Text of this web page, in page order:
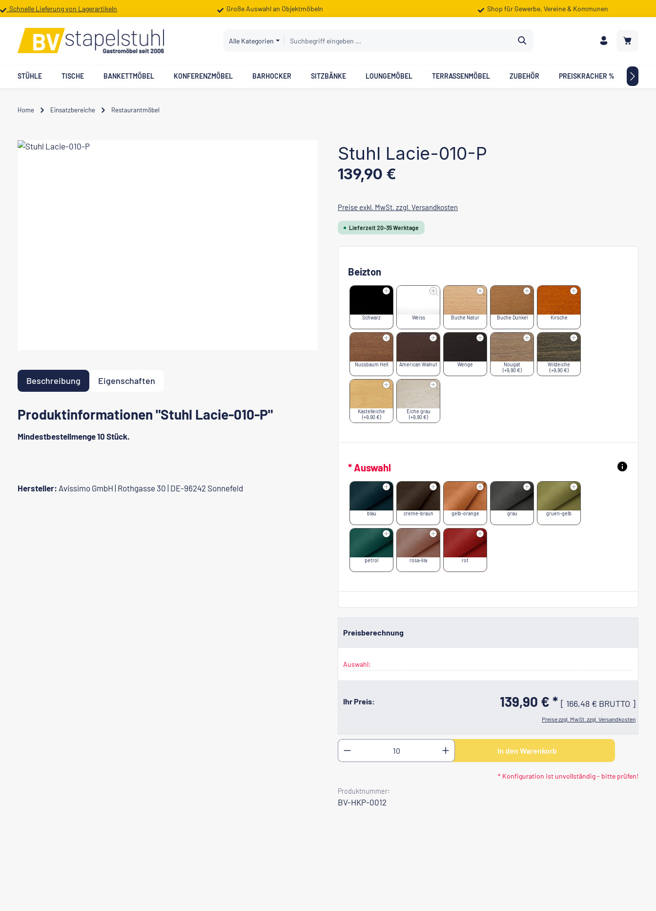
Hauptinhalt springen
Zur Suche springen
Zur Hauptnavigation springen
Schnelle Lieferung von Lagerartikeln Große Auswahl an Objektmöbeln Shop für Gewerbe, Vereine & Kommunen
Alle Kategorien
STÜHLE TISCHE BANKETTMÖBEL KONFERENZMÖBEL BARHOCKER SITZBÄNKE LOUNGEMÖBEL TERRASSENMÖBEL ZUBEHÖR PREISKRACHER %
Home Einsatzbereiche Restaurantmöbel
Bildergalerie überspringen Stuhl Lacie-010-P
Regulärer Preis:
139,90 €
Preise exkl. MwSt. zzgl. Versandkosten
Lieferzeit 20-35 Werktage
Beizton
Schwarz Weiss Buche Natur Buche Dunkel Kirsche
Nussbaum Hell American Walnut Wenge
Nougat
(+9,90 €)
Wildeiche
(+9,90 €)
Kastelleiche
(+9,90 €)
Eiche grau
(+9,90 €)
* Auswahl
blau creme-braun gelb-orange grau gruen-gelb
petrol rosa-lila rot
Preisberechnung
Auswahl:
Ihr Preis: 139,90 € * [ 166,48 € BRUTTO ]
Preise zzgl. MwSt. zzgl. Versandkosten
Produkt Anzahl: Gib den gewünschten Wert ein oder benutze
In den Warenkorb
* Konfiguration ist unvollständig - bitte prüfen!
Produktnummer:
BV-HKP-0012
Beschreibung Eigenschaften
Produktinformationen "Stuhl Lacie-010-P"
Mindestbestellmenge 10 Stück.
Hersteller: Avissimo GmbH | Rothgasse 30 | DE-96242 Sonnefeld